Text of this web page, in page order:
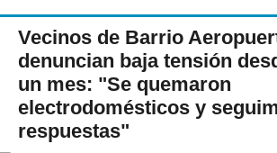
Vecinos de Barrio
denuncian baja tensión
un mes: "Se quemaron
electrodomésticos y
respuestas"